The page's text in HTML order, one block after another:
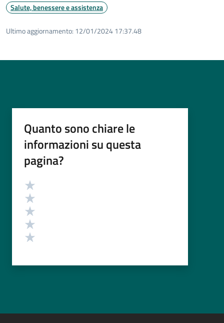
Salute, benessere e assistenza
Ultimo aggiornamento: 12/01/2024 17:37.48
Quanto sono chiare le
informazioni su questa
pagina?
Valutazione